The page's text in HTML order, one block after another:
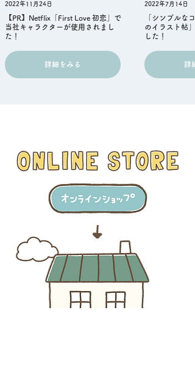
2022年11月24日
【PR】Netflix「First Love 初恋」で
当社キャラクターが使用されまし
た！
詳細をみる
2022年7月14日
「シンプルな
のイラスト帖
した！
詳